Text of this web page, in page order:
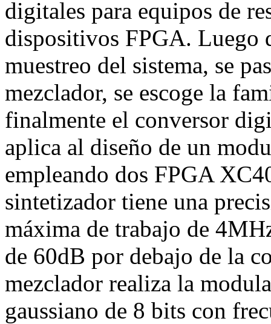
digitales para equipos de
dispositivos FPGA. Luego
muestreo del sistema, se
mezclador, se escoge la
finalmente el conversor
aplica al diseño de un
empleando dos FPGA
sintetizador tiene una
máxima de trabajo de
de 60dB por debajo de la
mezclador realiza la
gaussiano de 8 bits con